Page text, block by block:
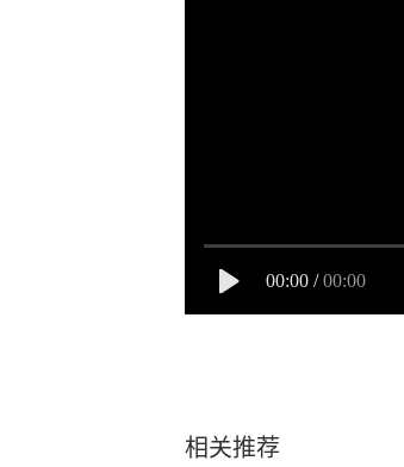
00:00 / 00:00
相关推荐